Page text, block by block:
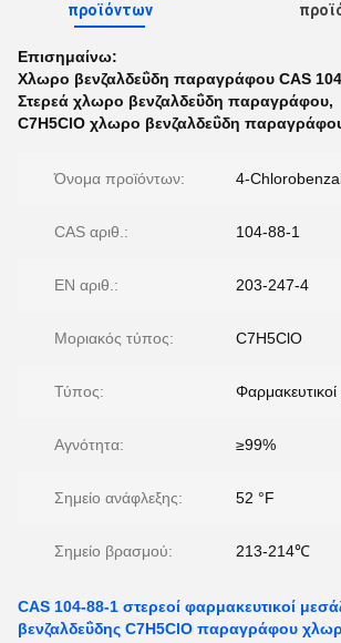
προϊόντων
Επισημαίνω:
Χλωρο βενζαλδεΰδη παραγράφου CAS
Στερεά χλωρο βενζαλδεΰδη παραγράφου,
C7H5ClO χλωρο βενζαλδεΰδη
Όνομα προϊόντων: 4-
CAS αριθ.: 104-88-1
EN αριθ.: 203-247-4
Μοριακός τύπος: C7H5ClO
Τύπος: Φαρμακευτικοί
Αγνότητα: ≥99%
Σημείο ανάφλεξης: 52 °F
Σημείο βρασμού: 213-214℃
CAS 104-88-1 στερεοί φαρμακευτικοί
βενζαλδεΰδης C7H5ClO παραγράφου